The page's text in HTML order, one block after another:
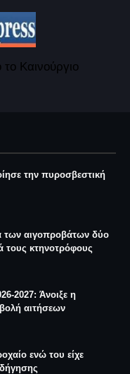
Καινούργιο
την πυροσβεστική
των αιγοπροβάτων δύο
τους κτηνοτρόφους
2027: Άνοιξε η
αιτήσεων
ενώ του είχε